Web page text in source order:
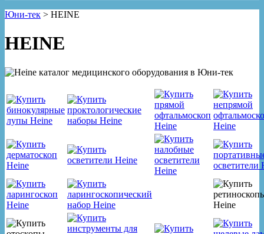
Юни-тек > HEINE
HEINE